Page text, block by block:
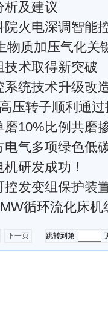
析及建议
电深调智能控制技
质加压气化关键
技术取得新突破
统技术升级改
压转子顺利通
比例共磨掺烧牛粪生
气多项绿色低
研发成功！
组保护装置在秦山
床机组灵活调峰关键
下一页 跳转到第